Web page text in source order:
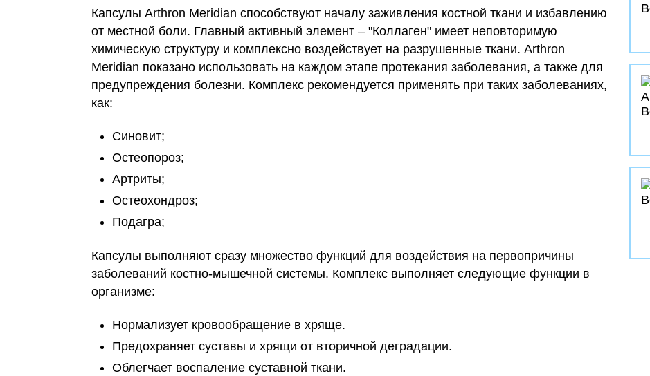
Капсулы Arthron Meridian способствуют началу заживления костной ткани и избавлению
от местной боли. Главный активный элемент – "Коллаген" имеет неповторимую
химическую структуру и комплексно воздействует на разрушенные ткани. Arthron
Meridian показано использовать на каждом этапе протекания заболевания, а также для
предупреждения болезни. Комплекс рекомендуется применять при таких заболеваниях,
как:
Синовит;
Остеопороз;
Артриты;
Остеохондроз;
Подагра;
Капсулы выполняют сразу множество функций для воздействия на первопричины
заболеваний костно-мышечной системы. Комплекс выполняет следующие функции в
организме:
Нормализует кровообращение в хряще.
Предохраняет суставы и хрящи от вторичной деградации.
Облегчает воспаление суставной ткани.